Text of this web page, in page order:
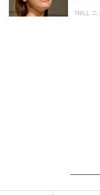
前の話
TRILL ニ